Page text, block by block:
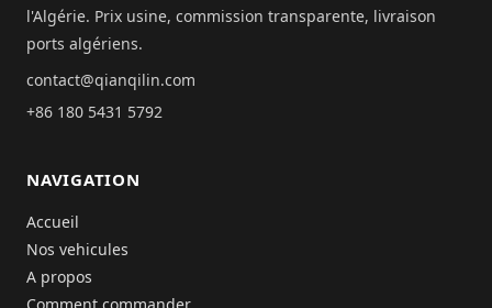
l'Algérie. Prix usine, commission transparente, livraison
ports algériens.
contact@qianqilin.com
+86 180 5431 5792
NAVIGATION
Accueil
Nos vehicules
A propos